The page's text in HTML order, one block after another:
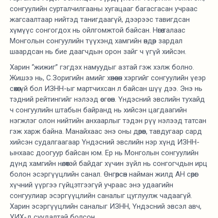
сонгуулийн сурталчилгааны хугацааг багасгасан учраас
жагсаалтаар нийтэд танигдаагүй, дээрээс тавигдсан
хүмүүс сонгогдох нь ойлгомжтой байсан. Нөгөө талаас
Монголын сонгуулийн түүхэнд хамгийн өндөр зардал
шаардсан нь бие даагчдын орон зайг ч үгүй хийсэн.
Харин “жижиг” гэгдэх намуудыг азтай гэж хэлж болно.
Жишээ нь, С.Зоригийн амийг хөнөөсөн хэргийг сонгуулийн үеэр
сөхөөгүй бол ИЗНН-ыг мартчихсан л байсан шүү дээ. Энэ нь
тэдний рейтингийг нэлээд өсгөсөн. Үндэсний эвслийн тухайд
ч сонгуулийн штабын байранд нь хийсэн цагдаагийн
нэгжлэг олон нийтийн анхаарлыг тэдэн рүү нэлээд татсан
гэж харж байна. Манайхаас энэ оны дөрөв, тавдугаар сард
хийсэн судалгаагаар Үндэсний эвслийн нэр хүнд ИЗНН-
ынхаас доогуур байсан юм. Ер нь Монголын сонгуулийн
дүнд хамгийн нөлөөтэй байдаг хүчин зүйл нь сонгогчдын ирц
болон эсэргүүцлийн санал. Өнгөрсөн найман жилд АН сөрөг
хүчний үүргээ гүйцэтгээгүй учраас энэ удаагийн
сонгуулиар эсэргүүцлийн саналыг цуглуулж чадаагүй.
Харин эсэргүүцлийн саналыг ИЗНН, Үндэсний эвсэл авч,